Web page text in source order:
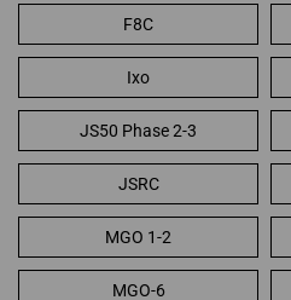
F8C
Ixo
JS50 Phase 2-3
JSRC
MGO 1-2
MGO-6